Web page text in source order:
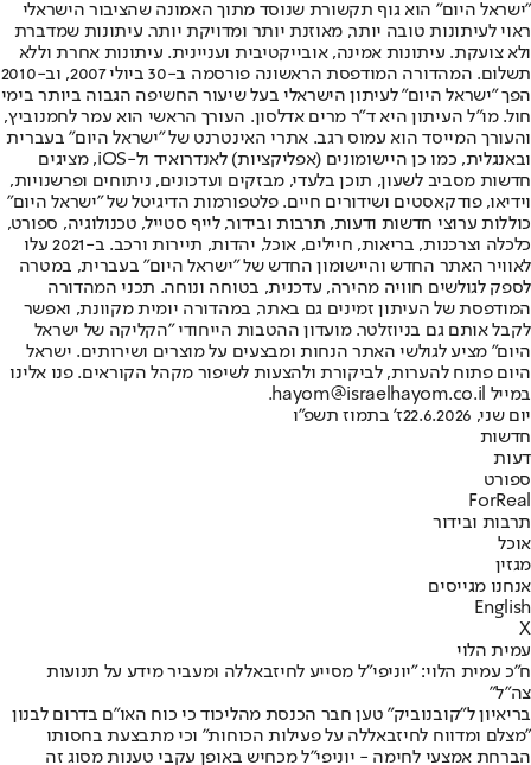
"ישראל היום" הוא גוף תקשורת שנוסד מתוך האמונה שהציבור הישראלי
ראוי לעיתונות טובה יותר, מאוזנת יותר ומדויקת יותר. עיתונות שמדברת
ולא צועקת. עיתונות אמינה, אובייקטיבית ועניינית. עיתונות אחרת וללא
תשלום. המהדורה המודפסת הראשונה פורסמה ב-30 ביולי 2007, וב-2010
הפך "ישראל היום" לעיתון הישראלי בעל שיעור החשיפה הגבוה ביותר בימי
חול. מו"ל העיתון היא ד"ר מרים אדלסון. העורך הראשי הוא עמר לחמנוביץ,
והעורך המייסד הוא עמוס רגב. אתרי האינטרנט של "ישראל היום" בעברית
ובאנגלית, כמו כן היישומונים (אפליקציות) לאנדרואיד ול-iOS, מציגים
חדשות מסביב לשעון, תוכן בלעדי, מבזקים ועדכונים, ניתוחים ופרשנויות,
וידיאו, פודקאסטים ושידורים חיים. פלטפורמות הדיגיטל של "ישראל היום"
כוללות ערוצי חדשות ודעות, תרבות ובידור, לייף סטייל, טכנולוגיה, ספורט,
כלכלה וצרכנות, בריאות, חיילים, אוכל, יהדות, תיירות ורכב. ב-2021 עלו
לאוויר האתר החדש והיישומון החדש של "ישראל היום" בעברית, במטרה
לספק לגולשים חוויה מהירה, עדכנית, בטוחה ונוחה. תכני המהדורה
המודפסת של העיתון זמינים גם באתר, במהדורה יומית מקוונת, ואפשר
לקבל אותם גם בניוזלטר. מועדון ההטבות הייחודי "הקליקה של ישראל
היום" מציע לגולשי האתר הנחות ומבצעים על מוצרים ושירותים. ישראל
היום פתוח להערות, לביקורת ולהצעות לשיפור מקהל הקוראים. פנו אלינו
במייל hayom@israelhayom.co.il.
יום שני, 22.6.2026
ז' בתמוז תשפ"ו
חדשות
דעות
ספורט
ForReal
תרבות ובידור
אוכל
מגזין
אנחנו מגייסים
English
X
עמית הלוי
ח"כ עמית הלוי: "יוניפי"ל מסייע לחיזבאללה ומעביר מידע על תנועות
צה"ל"
בריאיון ל"קובנוביק" טען חבר הכנסת מהליכוד כי כוח האו"ם בדרום לבנון
"מצלם ומדווח לחיזבאללה על פעילות הכוחות" וכי מתבצעת בחסותו
הברחת אמצעי לחימה - יוניפי"ל מכחיש באופן עקבי טענות מסוג זה